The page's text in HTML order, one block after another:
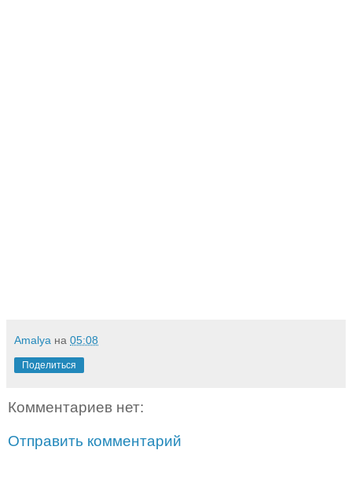
Amalya на 05:08
Поделиться
Комментариев нет:
Отправить комментарий